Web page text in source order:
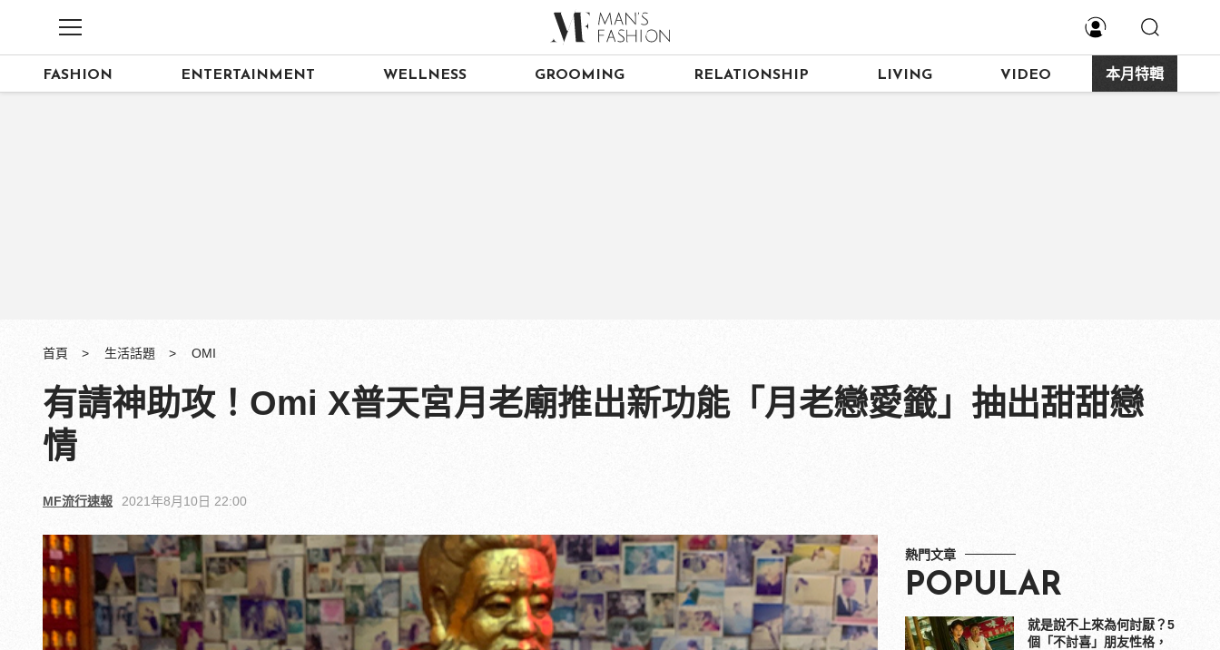
FASHION ENTERTAINMENT WELLNESS GROOMING RELATIONSHIP LIVING VIDEO 本月特輯
首頁 生活話題 OMI
有請神助攻！Omi X普天宮月老廟推出新功能「月老戀愛籤」抽出甜甜戀
情
MF流行速報 2021年8月10日 22:00
熱門文章
POPULAR
就是說不上來為何討厭？5
個「不討喜」朋友性格，